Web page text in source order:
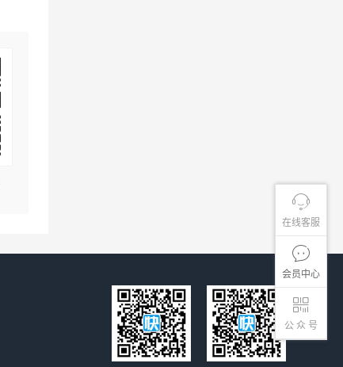
在线客服
会员中心
公 众 号